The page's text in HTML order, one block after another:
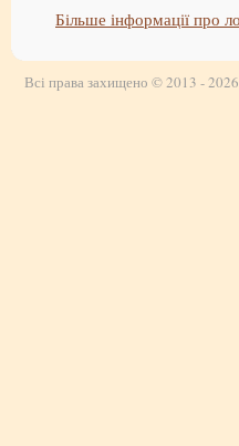
Більше інформації про
Всі права захищено © 2013 -